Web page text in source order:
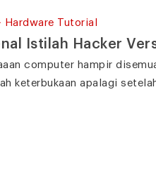
Hardware Tutorial
Istilah Hacker
computer hampir
keterbukaan apalagi